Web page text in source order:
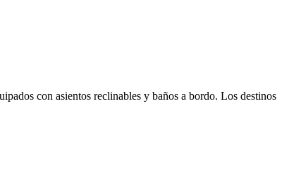
con asientos reclinables y baños a bordo. Los destinos